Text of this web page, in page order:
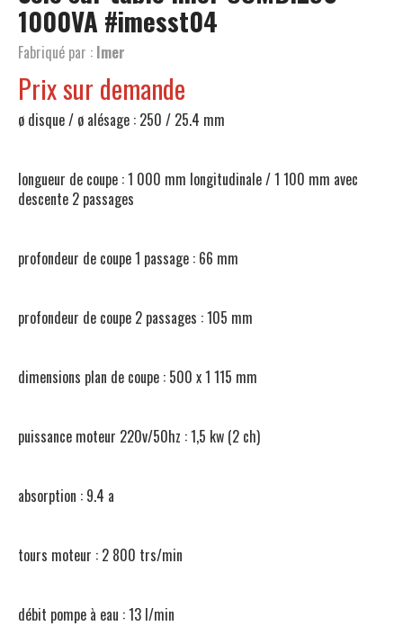
1000VA #imesst04
Fabriqué par : Imer
Prix sur demande
ø disque / ø alésage : 250 / 25.4 mm
longueur de coupe : 1 000 mm longitudinale / 1 100 mm avec
descente 2 passages
profondeur de coupe 1 passage : 66 mm
profondeur de coupe 2 passages : 105 mm
dimensions plan de coupe : 500 x 1 115 mm
puissance moteur 220v/50hz : 1,5 kw (2 ch)
absorption : 9.4 a
tours moteur : 2 800 trs/min
débit pompe à eau : 13 l/min